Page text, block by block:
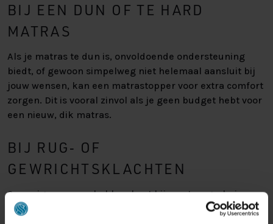
BIJ EEN DUN OF TE HARD
MATRAS
Als je matras te dun is, onvoldoende ondersteuning
biedt, of gewoon simpelweg niet helemaal aansluit bij
jouw wensen, kan een matrastopper voor extra comfort
zorgen. Dit is vooral zinvol als je geen budget hebt voor
een nieuw, dik matras.
BIJ RUG‑ OF
GEWRICHTSKLACHTEN
Sommige mensen hebben baat bij een traagschuim
topper (memory foam) die zich vormt naar lichaam en